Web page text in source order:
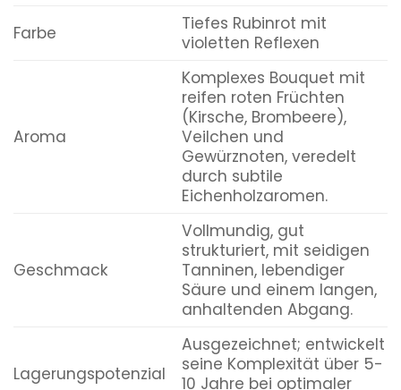
Farbe
Tiefes Rubinrot mit
violetten Reflexen
Aroma
Komplexes Bouquet mit
reifen roten Früchten
(Kirsche, Brombeere),
Veilchen und
Gewürznoten, veredelt
durch subtile
Eichenholzaromen.
Geschmack
Vollmundig, gut
strukturiert, mit seidigen
Tanninen, lebendiger
Säure und einem langen,
anhaltenden Abgang.
Lagerungspotenzial
Ausgezeichnet; entwickelt
seine Komplexität über 5-
10 Jahre bei optimaler